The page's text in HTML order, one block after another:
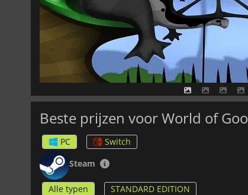
Beste prijzen voor World of Goo
PC
Switch
Steam
Alle typen STANDARD EDITION